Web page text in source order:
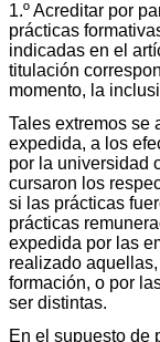
1.º Acreditar por
prácticas
indicadas en el
titulación
momento, la
Tales extremos se
expedida, a los
por la universidad
cursaron los
si las prácticas
prácticas
expedida por las
realizado
formación, o por
ser distintas.
En el supuesto de